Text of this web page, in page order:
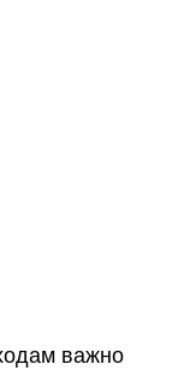
важно